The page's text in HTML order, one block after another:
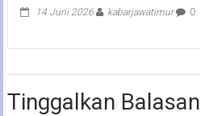
14 Juni 2026 kabarjawatimur 0
Tinggalkan Balasan